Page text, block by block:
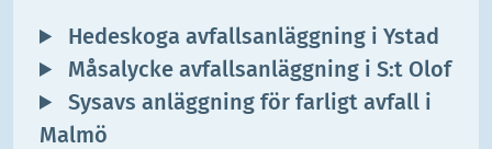
Hedeskoga avfallsanläggning i Ystad
Måsalycke avfallsanläggning i S:t Olof
Sysavs anläggning för farligt avfall i
Malmö